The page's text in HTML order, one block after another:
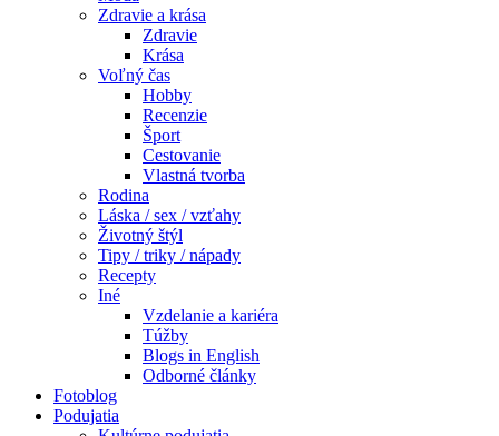
Zdravie a krása
Zdravie
Krása
Voľný čas
Hobby
Recenzie
Šport
Cestovanie
Vlastná tvorba
Rodina
Láska / sex / vzťahy
Životný štýl
Tipy / triky / nápady
Recepty
Iné
Vzdelanie a kariéra
Túžby
Blogs in English
Odborné články
Fotoblog
Podujatia